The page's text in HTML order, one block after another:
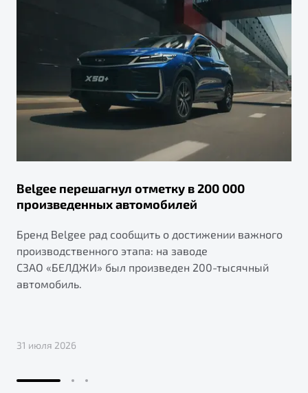
Belgee перешагнул отметку в 200 000
произведенных автомобилей
Бренд Belgee рад сообщить о достижении важного
производственного этапа: на заводе
СЗАО «БЕЛДЖИ» был произведен 200-тысячный
автомобиль.
31 июля 2026